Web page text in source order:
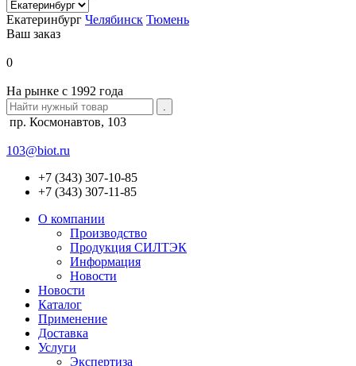
Екатеринбург Челябинск Тюмень
Ваш заказ
0
На рынке с 1992 года
пр. Космонавтов, 103
103@biot.ru
+7 (343) 307-10-85
+7 (343) 307-11-85
О компании
Производство
Продукция СИЛТЭК
Информация
Новости
Новости
Каталог
Применение
Доставка
Услуги
Экспертиза